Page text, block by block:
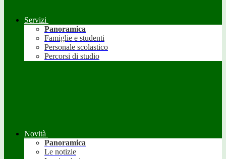
Servizi
Panoramica
Famiglie e studenti
Personale scolastico
Percorsi di studio
Novità
Panoramica
Le notizie